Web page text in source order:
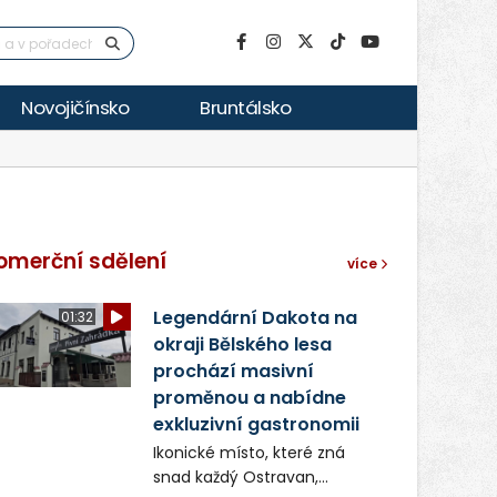
Novojičínsko Bruntálsko
sdělení více
01:32
Legendární Dakota na
okraji Bělského lesa
prochází masivní
proměnou a nabídne
exkluzivní gastronomii
Ikonické místo, které zná
snad každý Ostravan,